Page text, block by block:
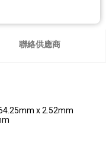
聯絡供應商
x 2.52mm